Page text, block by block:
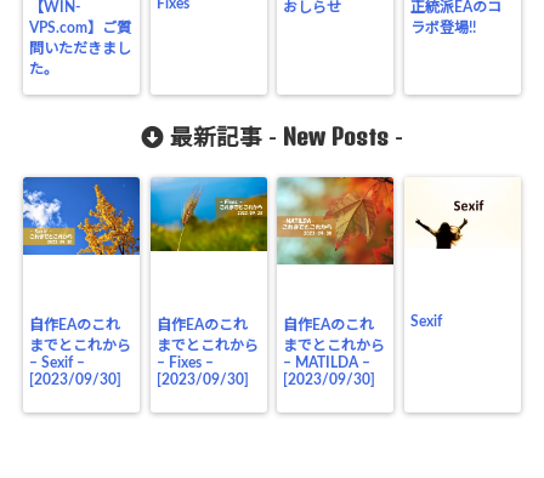
【WIN-
VPS.com】ご質
問いただきまし
た。
Fixes おしらせ
正統派EAのコ
ラボ登場!!
最新記事 - New Posts -
自作EAのこれ
までとこれから
– Sexif –
[2023/09/30]
自作EAのこれ
までとこれから
– Fixes –
[2023/09/30]
自作EAのこれ
までとこれから
– MATILDA –
[2023/09/30]
Sexif